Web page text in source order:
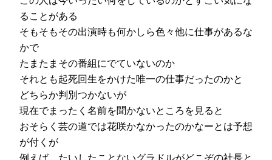
ることがある
そもそもその出演時も何かしら色々他に仕事があるな
かで
たまたまその番組にでていないのか
それとも起死回生をかけた唯一の仕事だったのかと
どちらか判別つかないが
現在でまったく名前を聞かないところを見ると
おそらく芸の道では花咲かなかったのかなーとは予想
が付くが